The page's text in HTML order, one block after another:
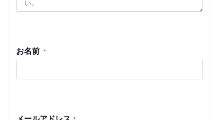
お名前 *
メールアドレス